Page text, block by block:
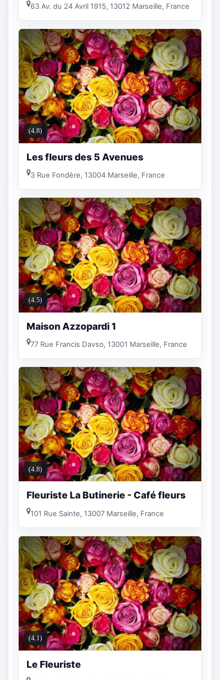
63 Av. du 24 Avril 1915, 13012 Marseille, France
(4.8)
Les fleurs des 5 Avenues
3 Rue Fondère, 13004 Marseille, France
(4.5)
Maison Azzopardi 1
77 Rue Francis Davso, 13001 Marseille, France
(4.8)
Fleuriste La Butinerie - Café fleurs
101 Rue Sainte, 13007 Marseille, France
(4.1)
Le Fleuriste